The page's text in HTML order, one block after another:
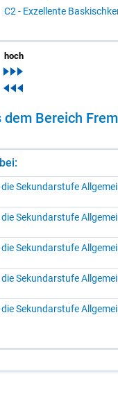
C2 - Exzellente
hoch
Be­reich
Se­kun­dar­stu­fe
Se­kun­dar­stu­fe
Se­kun­dar­stu­fe
Se­kun­dar­stu­fe
Se­kun­dar­stu­fe